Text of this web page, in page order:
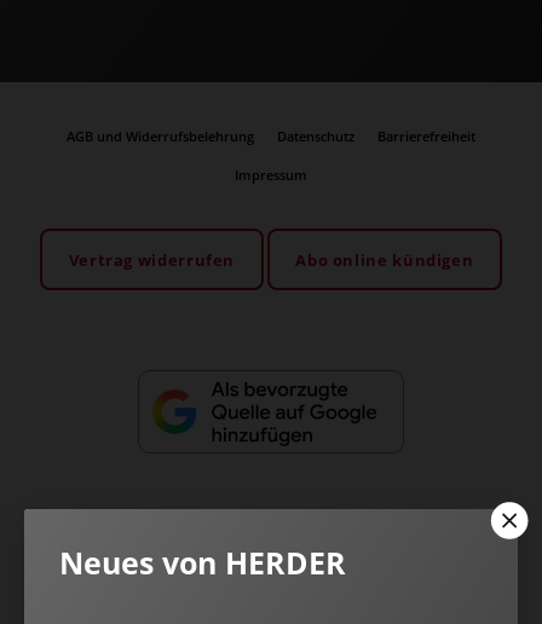
AGB und Widerrufsbelehrung Datenschutz Barrierefreiheit
Impressum
Vertrag widerrufen Abo online kündigen
Neues von HERDER